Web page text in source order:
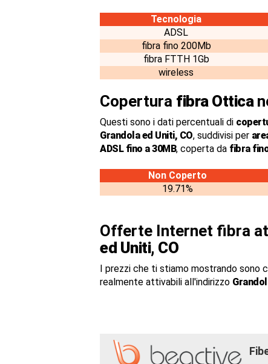
Tecnologia
ADSL
fibra fino 200Mb
fibra FTTH 1Gb
wireless
Copertura fibra Ottica
Questi sono i dati percentuali di
Grandola ed Uniti, CO, suddivisi per
ADSL fino a 30MB, coperta da fibra
Non Coperto
19.71%
Offerte Internet fibra
ed Uniti, CO
I prezzi che ti stiamo mostrando sono
realmente attivabili all'indirizzo